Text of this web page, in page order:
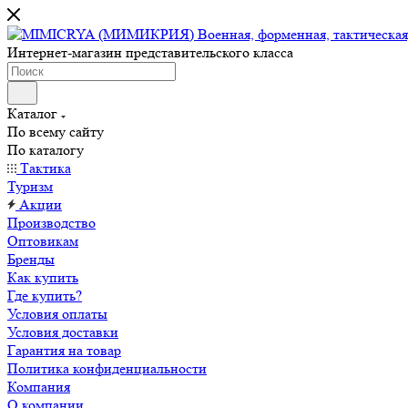
Интернет-магазин представительского класса
Каталог
По всему сайту
По каталогу
Тактика
Туризм
Акции
Производство
Оптовикам
Бренды
Как купить
Где купить?
Условия оплаты
Условия доставки
Гарантия на товар
Политика конфиденциальности
Компания